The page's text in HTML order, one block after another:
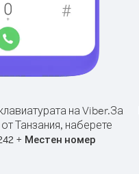
на Viber.За
Танзания, наберете
+ Местен номер